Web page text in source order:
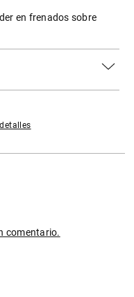
en frenados sobre
comentario.